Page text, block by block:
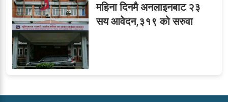
महिना दिनमै अनलाइनबाट २३
सय आवेदन,३१९ को सरुवा